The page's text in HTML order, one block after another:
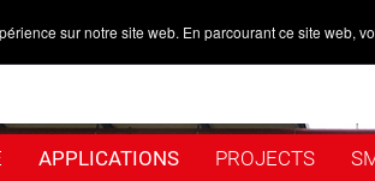
APPLICATIONS PROJECTS
sur notre site web. En parcourant ce site web,